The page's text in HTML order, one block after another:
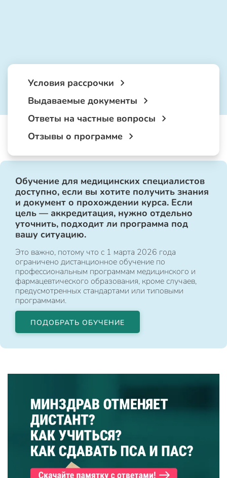
Условия рассрочки
Выдаваемые документы
Ответы на частные вопросы
Отзывы о программе
Обучение для медицинских специалистов
доступно, если вы хотите получить знания
и документ о прохождении курса. Если
цель — аккредитация, нужно отдельно
уточнить, подходит ли программа под
вашу ситуацию.
Это важно, потому что с 1 марта 2026 года
ограничено дистанционное обучение по
профессиональным программам медицинского и
фармацевтического образования, кроме случаев,
предусмотренных стандартами или типовыми
программами.
ПОДОБРАТЬ ОБУЧЕНИЕ